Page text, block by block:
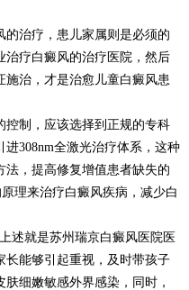
治疗，患儿家属则是必须的
治疗白癜风的治疗医院，然后
施治，才是治愈儿童白癜风患
制，应该选择到正规的专科
308nm全激光治疗体系，这种
法，提高修复增值患者缺失的
理来治疗白癜风疾病，减少白
就是苏州瑞京白癜风医院医
长能够引起重视，及时带孩子
细嫩敏感外界感染，同时，